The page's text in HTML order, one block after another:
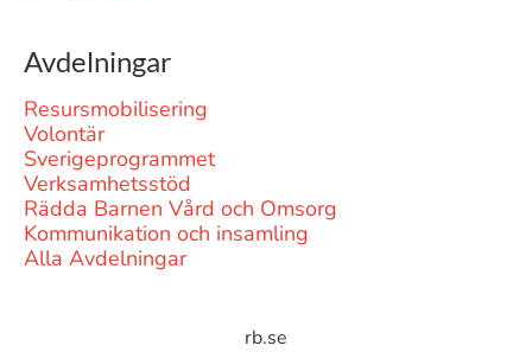
Avdelningar
Resursmobilisering
Volontär
Sverigeprogrammet
Verksamhetsstöd
Rädda Barnen Vård och Omsorg
Kommunikation och insamling
Alla Avdelningar
rb.se